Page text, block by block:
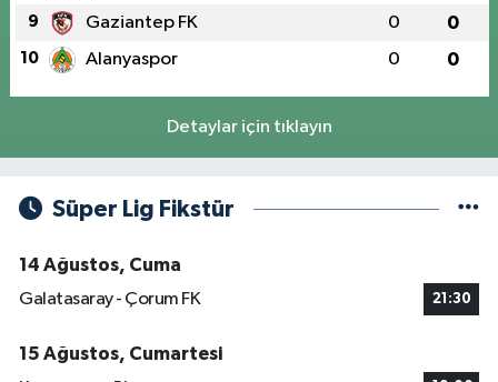
9 Gaziantep FK 0 0
10 Alanyaspor 0 0
Detaylar için tıklayın
Süper Lig Fikstür
14 Ağustos, Cuma
Galatasaray - Çorum FK
21:30
15 Ağustos, Cumartesi